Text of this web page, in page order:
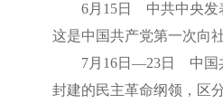
6月15日 中共中央发表
这是中国共产党第一次向
7月16日—23日 中国共
封建的民主革命纲领，区